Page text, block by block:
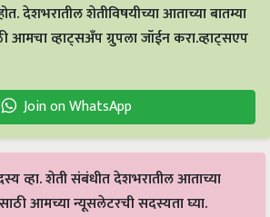
देशभरातील शेतीविषयीच्या आताच्या बातम्या
आमचा व्हाट्सअँप ग्रुपला जॉईन करा.व्हाट्सएप
Join on WhatsApp
व्हा. शेती संबंधीत देशभरातील आताच्या
आमच्या न्यूसलेटरची सदस्यता घ्या.